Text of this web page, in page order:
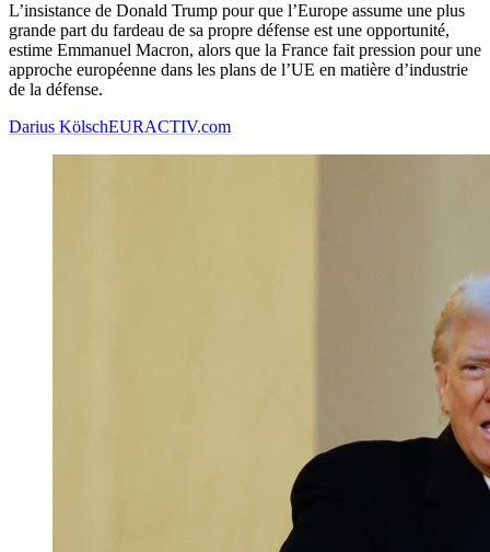
L’insistance de Donald Trump pour que l’Europe assume une plus
grande part du fardeau de sa propre défense est une opportunité,
estime Emmanuel Macron, alors que la France fait pression pour une
approche européenne dans les plans de l’UE en matière d’industrie
de la défense.
Darius KölschEURACTIV.com